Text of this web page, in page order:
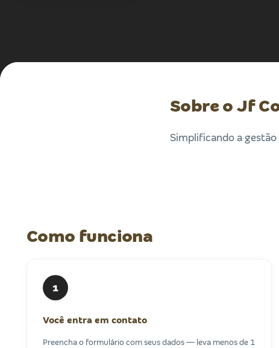
Sobre o Jf
Simplificando a
Como funciona
1
Você entra em contato
Preencha o formulário com seus dados — leva menos de 1